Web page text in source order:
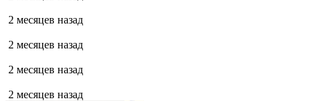
2 месяцев назад
2 месяцев назад
2 месяцев назад
2 месяцев назад